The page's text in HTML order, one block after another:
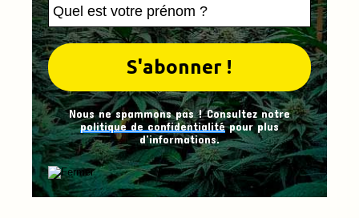
Nous ne spammons pas ! Consultez notre
politique de confidentialitépour plus
d’informations.